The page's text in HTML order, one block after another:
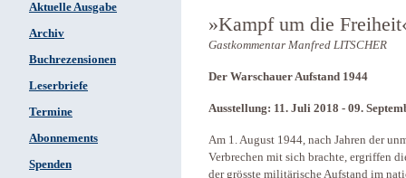
Aktuelle Ausgabe
Archiv
Buchrezensionen
Leserbriefe
Termine
Abonnements
Spenden
»Kampf um die
Gastkommentar Manfred LITSCHER
Der Warschauer Aufstand 1944
Ausstellung: 11. Juli 2018 - 09.
Am 1. August 1944, nach Jahren der
Verbrechen mit sich brachte, ergriffen
der grösste militärische Aufstand im